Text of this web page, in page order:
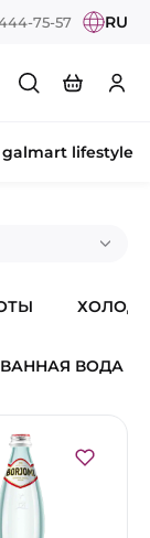
75-57 RU
galmart lifestyle
ВОДА